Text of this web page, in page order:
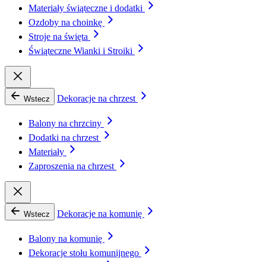
Materiały świąteczne i dodatki
Ozdoby na choinkę
Stroje na święta
Świąteczne Wianki i Stroiki
Wstecz Dekoracje na chrzest
Balony na chrzciny
Dodatki na chrzest
Materiały
Zaproszenia na chrzest
Wstecz Dekoracje na komunię
Balony na komunię
Dekoracje stołu komunijnego